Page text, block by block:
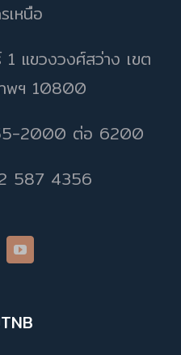
เหนือ
1 แขวงวงศ์สว่าง เขต
พฯ 10800
2000 ต่อ 6200
587 4356